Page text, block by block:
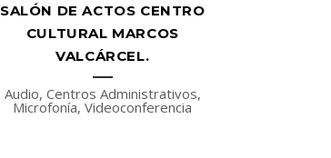
SALÓN DE ACTOS CENTRO
CULTURAL MARCOS
VALCÁRCEL.
Audio, Centros Administrativos,
Microfonía, Videoconferencia